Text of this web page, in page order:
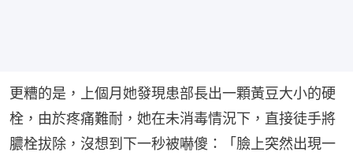
更糟的是，上個月她發現患部長出一顆黃豆大小的硬
栓，由於疼痛難耐，她在未消毒情況下，直接徒手將
膿栓拔除，沒想到下一秒被嚇傻：「臉上突然出現一